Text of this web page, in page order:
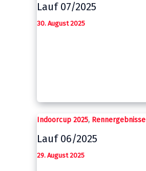
Lauf 07/2025
30. August 2025
Indoorcup 2025, Rennergebnisse
Lauf 06/2025
29. August 2025